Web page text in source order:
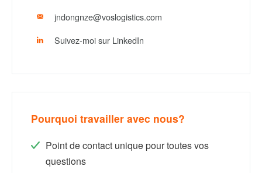
jndongnze@voslogistics.com
Suivez-moi sur LinkedIn
Pourquoi travailler avec nous?
Point de contact unique pour toutes vos
questions